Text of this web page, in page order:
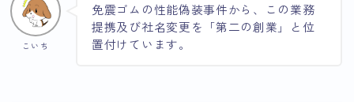
こいち
免震ゴムの性能偽装事件から、この業務
提携及び社名変更を「第二の創業」と位
置付けています。